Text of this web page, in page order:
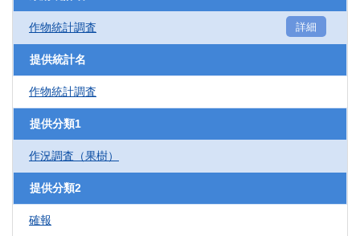
作物統計調査 詳細
提供統計名
作物統計調査
提供分類1
作況調査（果樹）
提供分類2
確報